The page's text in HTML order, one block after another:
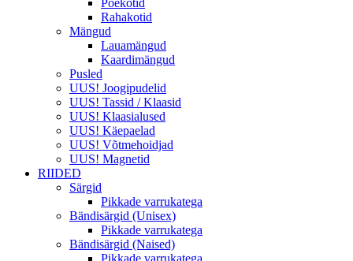
Poekotid
Rahakotid
Mängud
Lauamängud
Kaardimängud
Pusled
UUS! Joogipudelid
UUS! Tassid / Klaasid
UUS! Klaasialused
UUS! Käepaelad
UUS! Võtmehoidjad
UUS! Magnetid
RIIDED
Särgid
Pikkade varrukatega
Bändisärgid (Unisex)
Pikkade varrukatega
Bändisärgid (Naised)